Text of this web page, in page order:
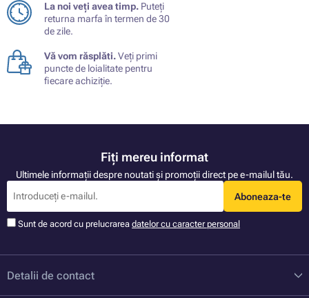
La noi veți avea timp. Puteți
returna marfa în termen de 30
de zile.
Vă vom răsplăti.Veți primi
puncte de loialitate pentru
fiecare achiziție.
Fiți mereu informat
Ultimele informații despre noutati și promoții direct pe e-mailul tău.
Aboneaza-te
Sunt de acord cu prelucrarea datelor cu caracter personal
Detalii de contact